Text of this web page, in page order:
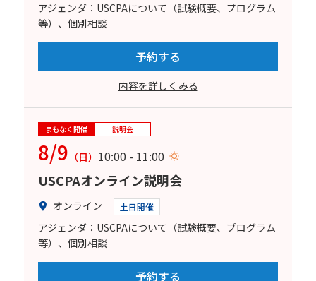
アジェンダ：USCPAについて（試験概要、プログラム
等）、個別相談
予約する
内容を詳しくみる
まもなく開催 説明会
8/9 （日） 10:00 - 11:00
USCPAオンライン説明会
オンライン 土日開催
アジェンダ：USCPAについて（試験概要、プログラム
等）、個別相談
予約する